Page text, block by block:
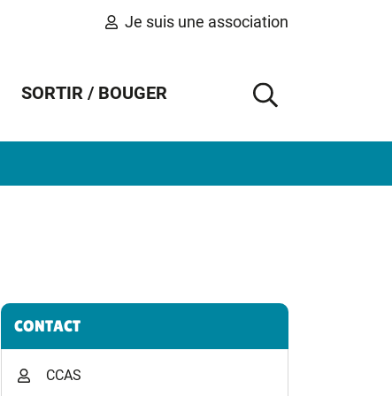
Je suis une association
SORTIR / BOUGER
AFFICHER
Informations complémentaires
CONTACT
CCAS